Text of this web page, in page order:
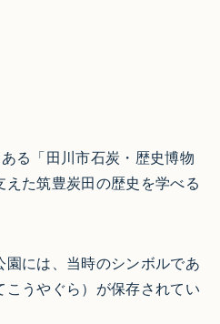
る「田川市石炭・歴史博物
た筑豊炭田の歴史を学べる
園には、当時のシンボルであ
こうやぐら）が保存されてい